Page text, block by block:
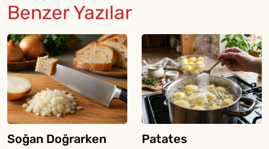
Benzer Yazılar
Soğan Doğrarken
Patates